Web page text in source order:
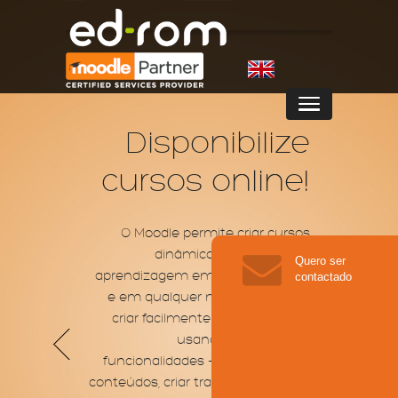
Disponibilize
cursos online!
O Moodle permite criar cursos
dinâmicos e promover a
aprendizagem em qualquer lugar
e em qualquer momento. Pode
criar facilmente os seus cursos
usando centenas de
funcionalidades - como carregar
conteúdos, criar trabalhos e testes
Quero ser
contactado